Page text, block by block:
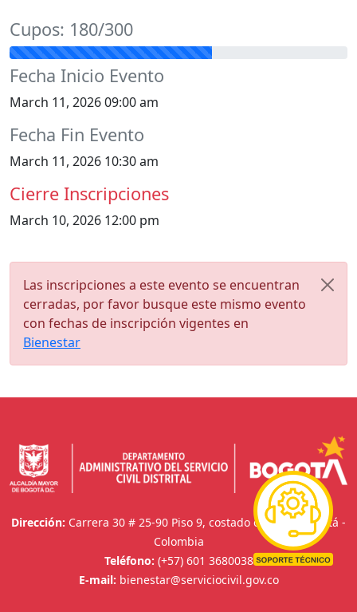
Cupos: 180/300
Fecha Inicio Evento
March 11, 2026 09:00 am
Fecha Fin Evento
March 11, 2026 10:30 am
Cierre Inscripciones
March 10, 2026 12:00 pm
Las inscripciones a este evento se encuentran
cerradas, por favor busque este mismo evento
con fechas de inscripción vigentes en
Bienestar
Dirección: Carrera 30 # 25-90 Piso 9, costado oriental. Bogotá -
Colombia
Teléfono: (+57) 601 3680038
E-mail: bienestar@serviciocivil.gov.co